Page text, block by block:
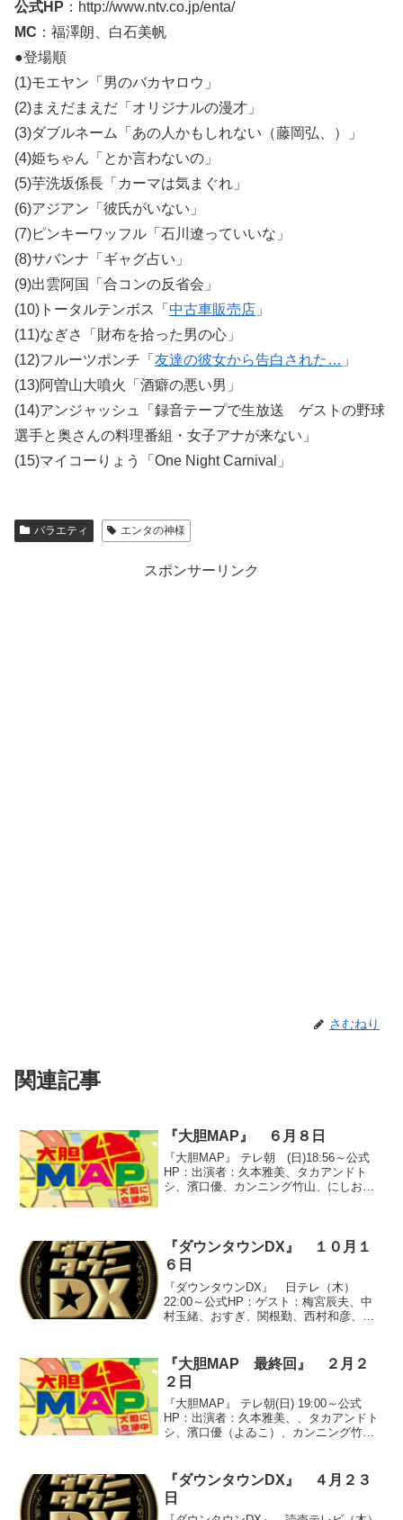
公式HP ：http://www.ntv.co.jp/enta/
MC ：福澤朗、白石美帆
●登場順
(1)モエヤン「男のバカヤロウ」
(2)まえだまえだ「オリジナルの漫才」
(3)ダブルネーム「あの人かもしれない（藤岡弘、）」
(4)姫ちゃん「とか言わないの」
(5)芋洗坂係長「カーマは気まぐれ」
(6)アジアン「彼氏がいない」
(7)ピンキーワッフル「石川遼っていいな」
(8)サバンナ「ギャグ占い」
(9)出雲阿国「合コンの反省会」
(10)トータルテンボス「 中古車販売店 」
(11)なぎさ「財布を拾った男の心」
(12)フルーツポンチ「 友達の彼女から告白された… 」
(13)阿曽山大噴火「酒癖の悪い男」
(14)アンジャッシュ「録音テープで生放送 ゲストの野球
選手と奥さんの料理番組・女子アナが来ない」
(15)マイコーりょう「One Night Carnival」
バラエティ エンタの神様
スポンサーリンク
さむねり
関連記事
『大胆MAP』 ６月８日
『大胆MAP』 テレ朝 (日)18:56～公式
HP：出演者：久本雅美、タカアンドト
シ、濱口優、カンニング竹山、にしおか
供に就かせたい...
『ダウンタウンDX』 １０月１
６日
『ダウンタウンDX』 日テレ（木）
22:00～公式HP：ゲスト：梅宮辰夫、中
村玉緒、おすぎ、関根勤、西村和彦、ケ
●『芸能界生活調査 ついつい買ってしま
うグランプリ』※家にあ...
『大胆MAP 最終回』 ２月２
２日
『大胆MAP』 テレ朝(日) 19:00～公式
HP：出演者：久本雅美、、タカアンドト
シ、濱口優（よゐこ）、カンニング竹
歌手・人気アイドル 時代の名物キャラク
ターたちに会...
『ダウンタウンDX』 ４月２３
日